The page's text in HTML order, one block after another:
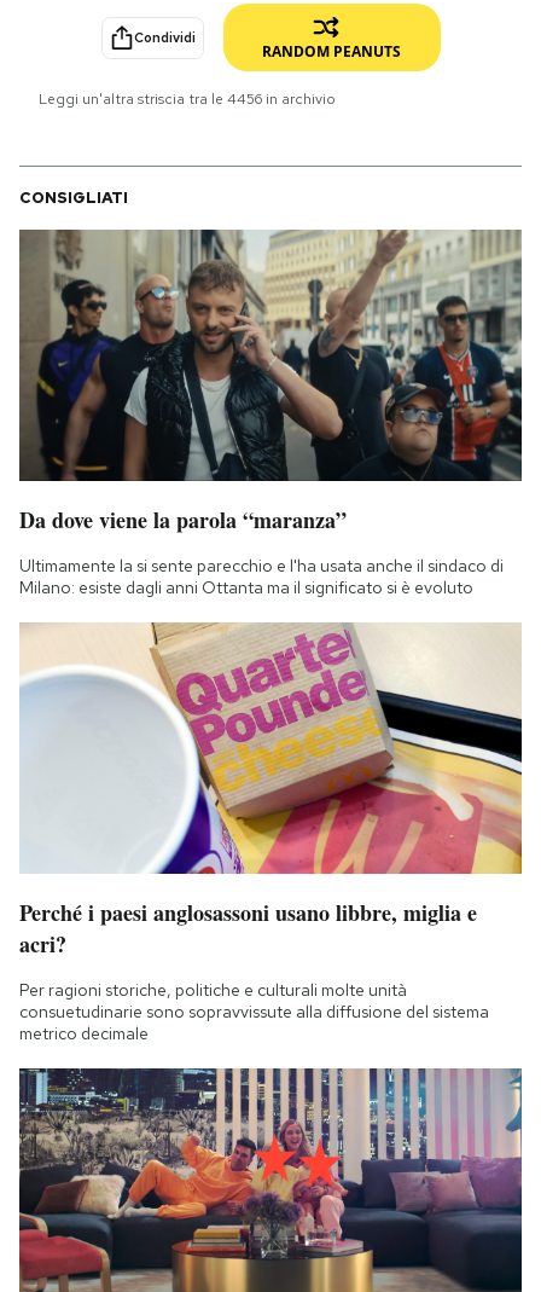
PODCAST
NEWSLETTER
I MIEI PREFERITI
SHOP
CALENDARIO
AREA PERSONALE
Area Personale
Notifiche mobile
Regala il Post
Hai bisogno di aiuto?
Esci
Condividi
RANDOM PEANUTS
Leggi un'altra striscia tra le 4456 in archivio
CONSIGLIATI
Da dove viene la parola “maranza”
Ultimamente la si sente parecchio e l'ha usata anche il sindaco di
Milano: esiste dagli anni Ottanta ma il significato si è evoluto
Perché i paesi anglosassoni usano libbre, miglia e
acri?
Per ragioni storiche, politiche e culturali molte unità
consuetudinarie sono sopravvissute alla diffusione del sistema
metrico decimale